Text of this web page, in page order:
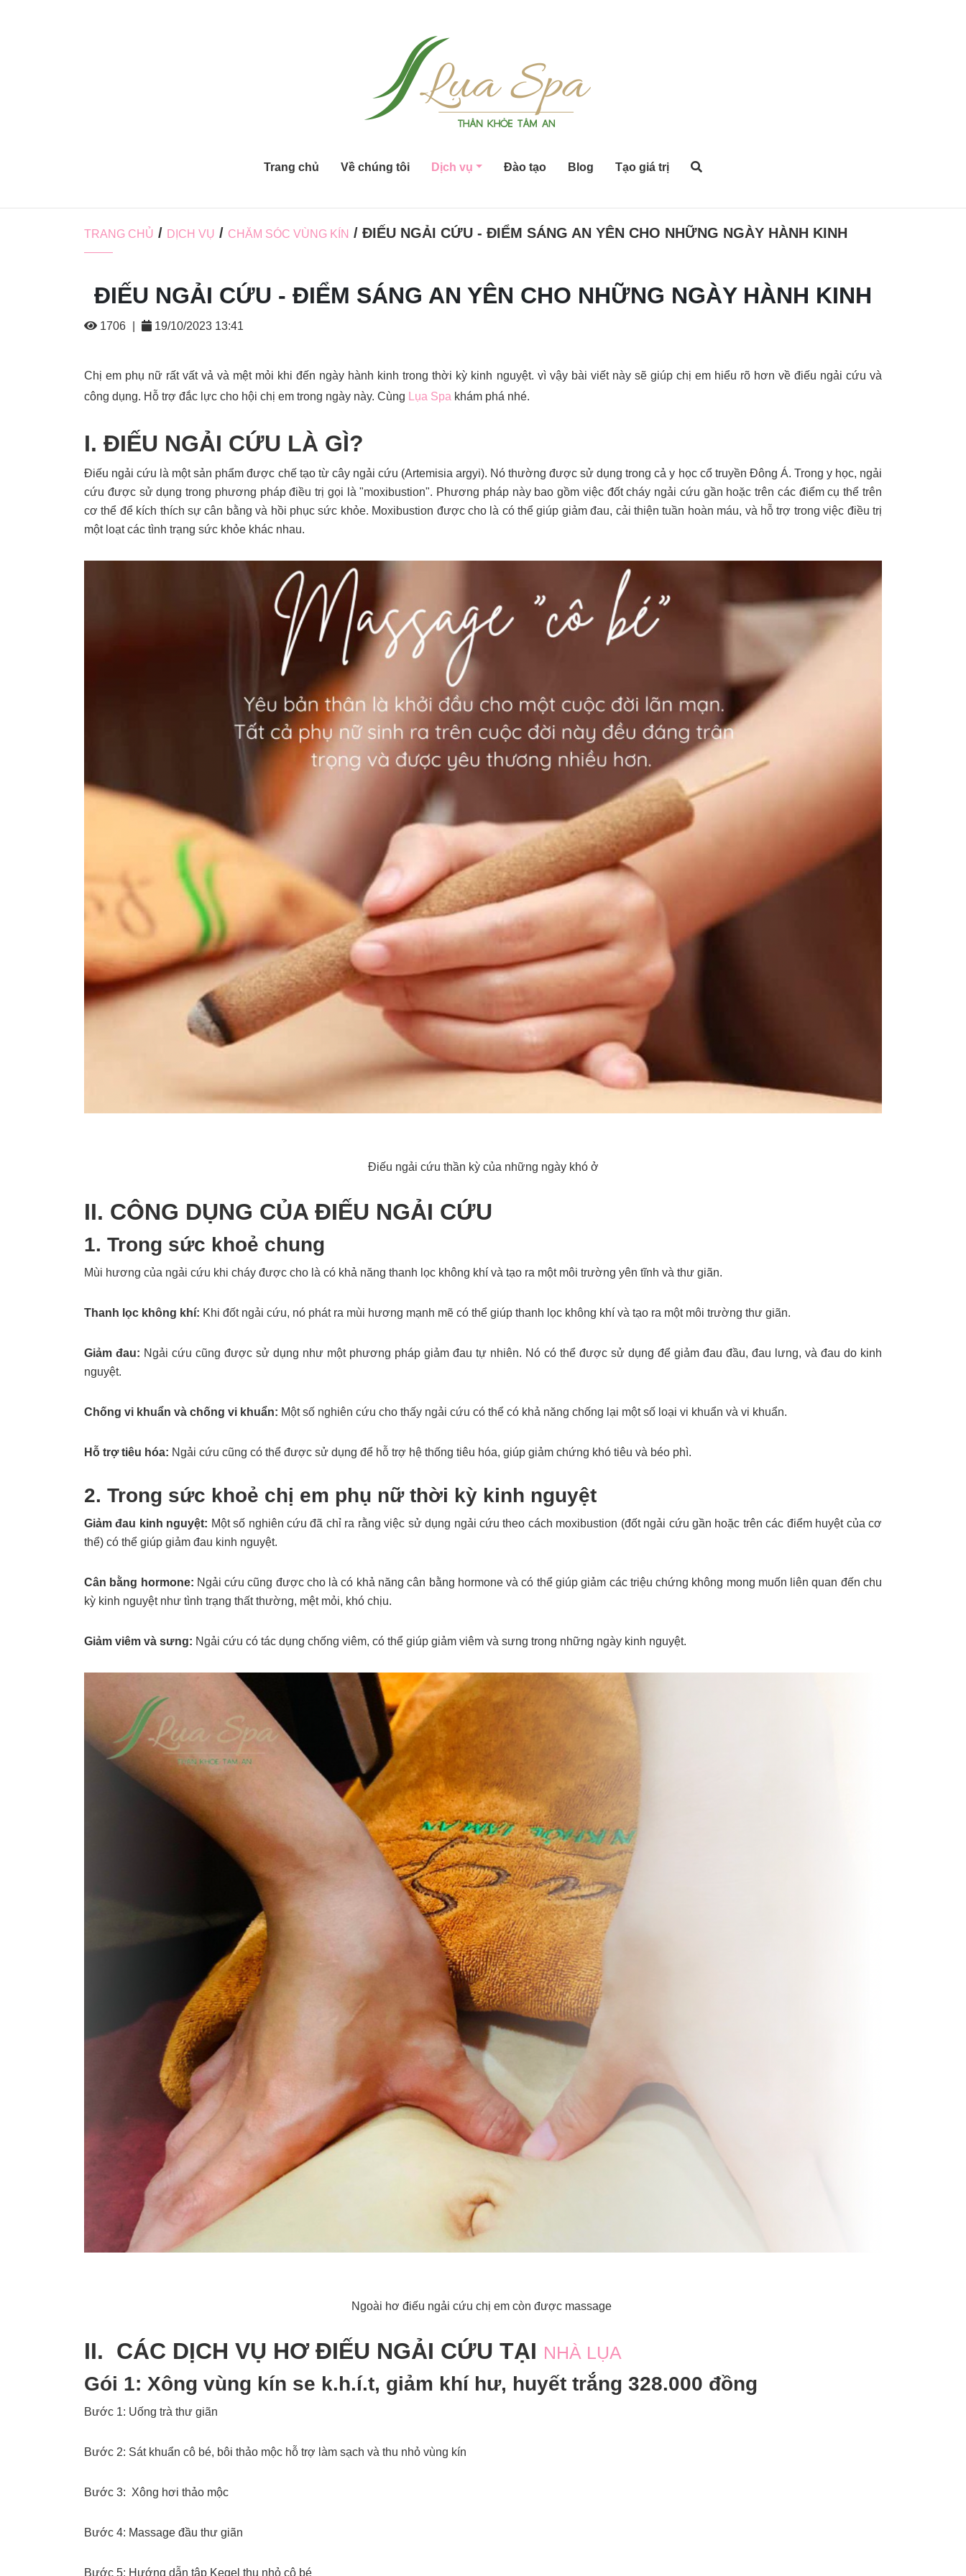
Trang chủ Về chúng tôi Dịch vụ Đào tạo Blog Tạo giá trị
TRANG CHỦ / DỊCH VỤ / CHĂM SÓC VÙNG KÍN / ĐIẾU NGẢI CỨU - ĐIỂM SÁNG AN YÊN CHO NHỮNG NGÀY HÀNH KINH
ĐIẾU NGẢI CỨU - ĐIỂM SÁNG AN YÊN CHO NHỮNG NGÀY HÀNH KINH
1706 19/10/2023 13:41
Chị em phụ nữ rất vất vả và mệt mỏi khi đến ngày hành kinh trong thời kỳ kinh nguyệt. vì vậy bài viết này sẽ giúp chị em hiểu rõ hơn về điếu ngải cứu và
công dụng. Hỗ trợ đắc lực cho hội chị em trong ngày này. Cùng Lụa Spa khám phá nhé.
I. ĐIẾU NGẢI CỨU LÀ GÌ?
Điếu ngải cứu là một sản phẩm được chế tạo từ cây ngải cứu (Artemisia argyi). Nó thường được sử dụng trong cả y học cổ truyền Đông Á. Trong y học, ngải
cứu được sử dụng trong phương pháp điều trị gọi là "moxibustion". Phương pháp này bao gồm việc đốt cháy ngải cứu gần hoặc trên các điểm cụ thể trên
cơ thể để kích thích sự cân bằng và hồi phục sức khỏe. Moxibustion được cho là có thể giúp giảm đau, cải thiện tuần hoàn máu, và hỗ trợ trong việc điều trị
một loạt các tình trạng sức khỏe khác nhau.
Điếu ngải cứu thần kỳ của những ngày khó ở
II. CÔNG DỤNG CỦA ĐIẾU NGẢI CỨU
1. Trong sức khoẻ chung
Mùi hương của ngải cứu khi cháy được cho là có khả năng thanh lọc không khí và tạo ra một môi trường yên tĩnh và thư giãn.
Thanh lọc không khí: Khi đốt ngải cứu, nó phát ra mùi hương mạnh mẽ có thể giúp thanh lọc không khí và tạo ra một môi trường thư giãn.
Giảm đau: Ngải cứu cũng được sử dụng như một phương pháp giảm đau tự nhiên. Nó có thể được sử dụng để giảm đau đầu, đau lưng, và đau do kinh
nguyệt.
Chống vi khuẩn và chống vi khuẩn: Một số nghiên cứu cho thấy ngải cứu có thể có khả năng chống lại một số loại vi khuẩn và vi khuẩn.
Hỗ trợ tiêu hóa: Ngải cứu cũng có thể được sử dụng để hỗ trợ hệ thống tiêu hóa, giúp giảm chứng khó tiêu và béo phì.
2. Trong sức khoẻ chị em phụ nữ thời kỳ kinh nguyệt
Giảm đau kinh nguyệt: Một số nghiên cứu đã chỉ ra rằng việc sử dụng ngải cứu theo cách moxibustion (đốt ngải cứu gần hoặc trên các điểm huyệt của cơ
thể) có thể giúp giảm đau kinh nguyệt.
Cân bằng hormone: Ngải cứu cũng được cho là có khả năng cân bằng hormone và có thể giúp giảm các triệu chứng không mong muốn liên quan đến chu
kỳ kinh nguyệt như tình trạng thất thường, mệt mỏi, khó chịu.
Giảm viêm và sưng: Ngải cứu có tác dụng chống viêm, có thể giúp giảm viêm và sưng trong những ngày kinh nguyệt.
Ngoài hơ điếu ngải cứu chị em còn được massage
II. CÁC DỊCH VỤ HƠ ĐIẾU NGẢI CỨU TẠI NHÀ LỤA
Gói 1: Xông vùng kín se k.h.í.t, giảm khí hư, huyết trắng 328.000 đồng
Bước 1: Uống trà thư giãn
Bước 2: Sát khuẩn cô bé, bôi thảo mộc hỗ trợ làm sạch và thu nhỏ vùng kín
Bước 3: Xông hơi thảo mộc
Bước 4: Massage đầu thư giãn
Bước 5: Hướng dẫn tập Kegel thu nhỏ cô bé